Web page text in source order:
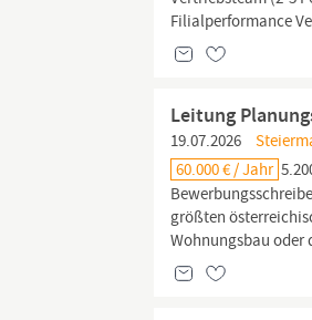
Filialperformance
Leitung
19.07.2026
60.000 € / Jahr
größten
Wohnungsbau oder